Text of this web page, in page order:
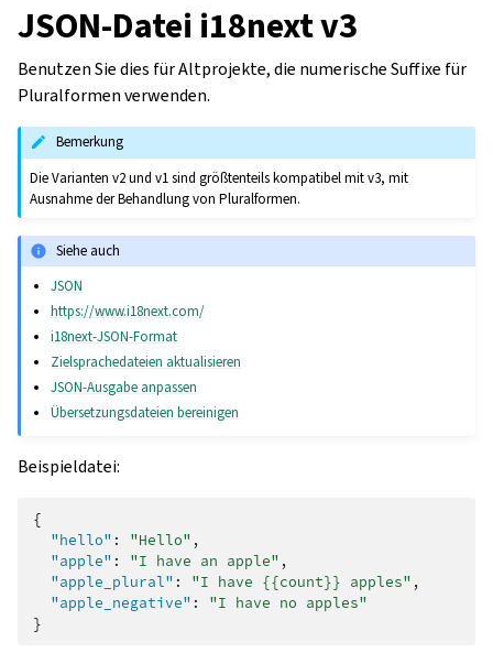
JSON-Datei i18next v3
Benutzen Sie dies für Altprojekte, die numerische Suffixe für
Pluralformen verwenden.
Bemerkung
Die Varianten v2 und v1 sind größtenteils kompatibel mit v3, mit
Ausnahme der Behandlung von Pluralformen.
Siehe auch
JSON
https://www.i18next.com/
i18next-JSON-Format
Zielsprachedateien aktualisieren
JSON-Ausgabe anpassen
Übersetzungsdateien bereinigen
Beispieldatei:
{
"hello" : "Hello" ,
"apple" : "I have an apple" ,
"apple_plural" : "I have {{count}} apples" ,
"apple_negative" :
"I have no apples"
}